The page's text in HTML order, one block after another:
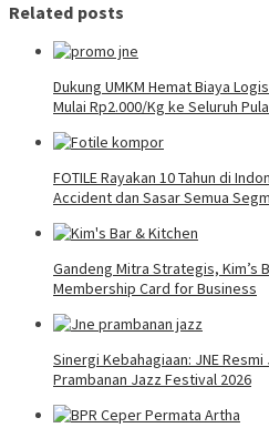
Related posts
Dukung UMKM Hemat Biaya
Mulai Rp2.000/Kg ke Seluruh
FOTILE Rayakan 10 Tahun di
Accident dan Sasar Semua
Gandeng Mitra Strategis, Kim’s
Membership Card for Business
Sinergi Kebahagiaan: JNE
Prambanan Jazz Festival 2026